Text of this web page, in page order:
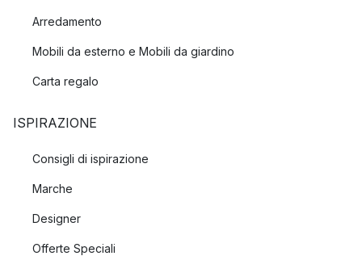
Arredamento
Mobili da esterno e Mobili da giardino
Carta regalo
ISPIRAZIONE
Consigli di ispirazione
Marche
Designer
Offerte Speciali